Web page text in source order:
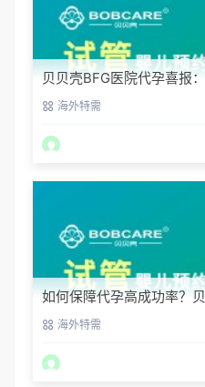
贝贝壳BFG医院代孕喜报
单 海外特需
如何保障代孕高成功率？
案解析
海外特需